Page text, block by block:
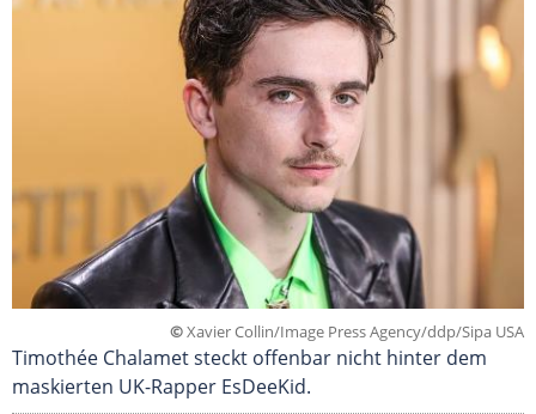
©Xavier Collin/Image Press Agency/ddp/Sipa USA
Timothée Chalamet steckt offenbar nicht hinter dem
maskierten UK-Rapper EsDeeKid.